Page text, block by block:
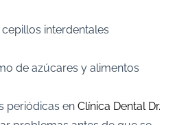
interdentales
de azúcares y alimentos
periódicas en Clínica Dental Dr.